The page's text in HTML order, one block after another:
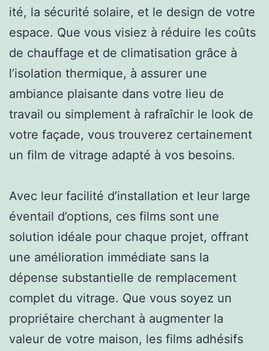
ité, la sécurité solaire, et le design de votre
espace. Que vous visiez à réduire les coûts
de chauffage et de climatisation grâce à
l’isolation thermique, à assurer une
ambiance plaisante dans votre lieu de
travail ou simplement à rafraîchir le look de
votre façade, vous trouverez certainement
un film de vitrage adapté à vos besoins.
Avec leur facilité d’installation et leur large
éventail d’options, ces films sont une
solution idéale pour chaque projet, offrant
une amélioration immédiate sans la
dépense substantielle de remplacement
complet du vitrage. Que vous soyez un
propriétaire cherchant à augmenter la
valeur de votre maison, les films adhésifs